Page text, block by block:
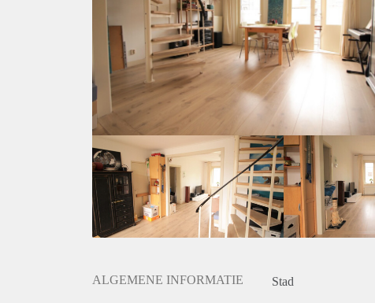
- Close to public transport
- Registration possible
Rental price is 1450,- excluding utilities
Deposit equal to 2 months rent
ALGEMENE INFORMATIE Stad